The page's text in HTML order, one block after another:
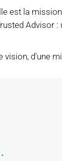
est la
Advisor
vision, d'une